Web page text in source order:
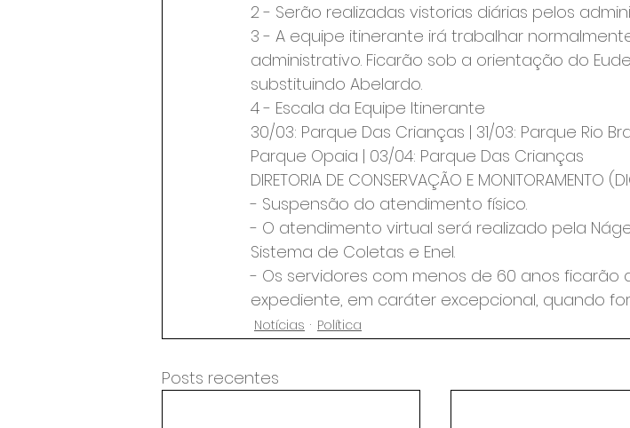
2 - Serão realizadas vistorias diárias pelos
3 - A equipe itinerante irá trabalhar
administrativo. Ficarão sob a orientação do
substituindo Abelardo.
4 - Escala da Equipe Itinerante
30/03: Parque Das Crianças | 31/03: Parque Rio
Parque Opaia | 03/04: Parque Das Crianças
DIRETORIA DE CONSERVAÇÃO E MONITORAMENTO
- Suspensão do atendimento físico.
- O atendimento virtual será realizado pela
Sistema de Coletas e Enel.
- Os servidores com menos de 60 anos ficarão
expediente, em caráter excepcional, quando
Notícias Política
Posts recentes